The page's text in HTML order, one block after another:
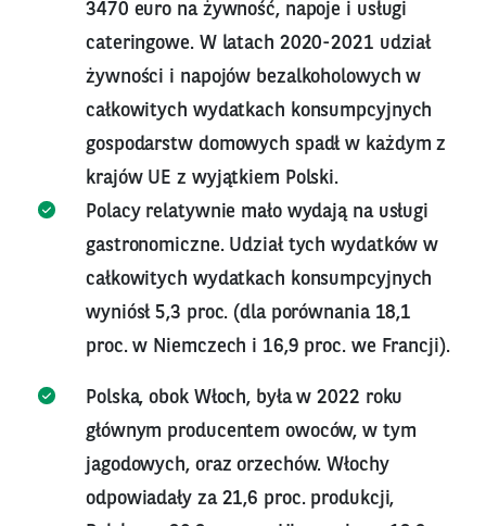
3470 euro na żywność, napoje i usługi
cateringowe. W latach 2020-2021 udział
żywności i napojów bezalkoholowych w
całkowitych wydatkach konsumpcyjnych
gospodarstw domowych spadł w każdym z
krajów UE z wyjątkiem Polski.
Polacy relatywnie mało wydają na usługi
gastronomiczne. Udział tych wydatków w
całkowitych wydatkach konsumpcyjnych
wyniósł 5,3 proc. (dla porównania 18,1
proc. w Niemczech i 16,9 proc. we Francji).
Polska, obok Włoch, była w 2022 roku
głównym producentem owoców, w tym
jagodowych, oraz orzechów. Włochy
odpowiadały za 21,6 proc. produkcji,